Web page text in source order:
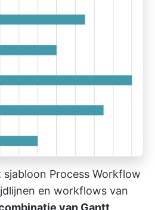
sjabloon Process Workflow
en workflows van